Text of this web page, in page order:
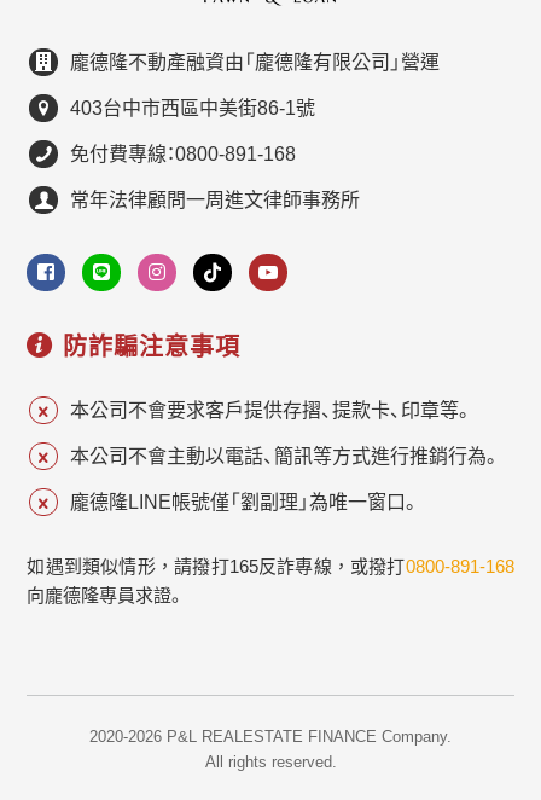
龐德隆不動產融資由「龐德隆有限公司」營運
403台中市西區中美街86-1號
免付費專線：0800-891-168
常年法律顧問一周進文律師事務所
防詐騙注意事項
本公司不會要求客戶提供存摺、提款卡、印章等。
本公司不會主動以電話、簡訊等方式進行推銷行為。
龐德隆LINE帳號僅「劉副理」為唯一窗口。
如遇到類似情形，請撥打165反詐專線，或撥打0800-891-168
向龐德隆專員求證。
2020-2026 P&L REALESTATE FINANCE Company.
All rights reserved.